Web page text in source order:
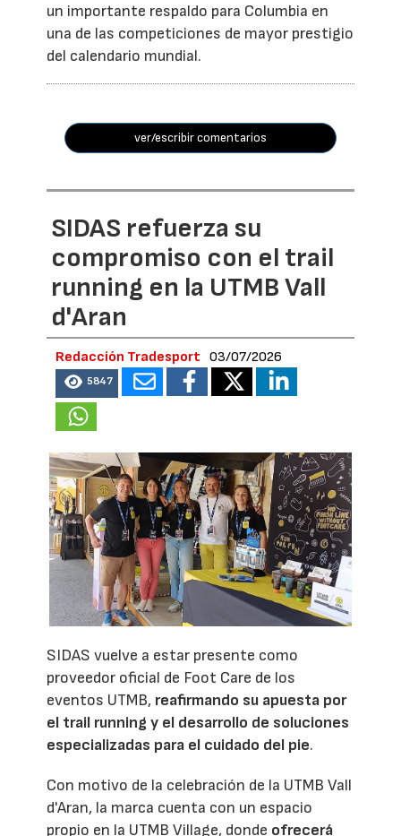
un importante respaldo para Columbia en
una de las competiciones de mayor prestigio
del calendario mundial.
ver/escribir comentarios
SIDAS refuerza su
compromiso con el trail
running en la UTMB Vall
d'Aran
Redacción Tradesport 03/07/2026
5847
SIDAS vuelve a estar presente como
proveedor oficial de Foot Care de los
eventos UTMB, reafirmando su apuesta por
el trail running y el desarrollo de soluciones
especializadas para el cuidado del pie.
Con motivo de la celebración de la UTMB Vall
d'Aran, la marca cuenta con un espacio
propio en la UTMB Village, donde ofrecerá